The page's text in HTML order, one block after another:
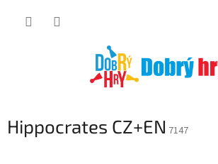
Hippocrates CZ+EN 7147